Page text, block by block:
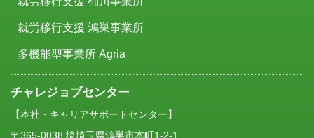
就労移行支援 鴻巣事業所
多機能型事業所 Agria
チャレジョブセンター
【本社・キャリアサポートセンター】
〒365-0038 埼埼玉県鴻巣市本町1-2-1